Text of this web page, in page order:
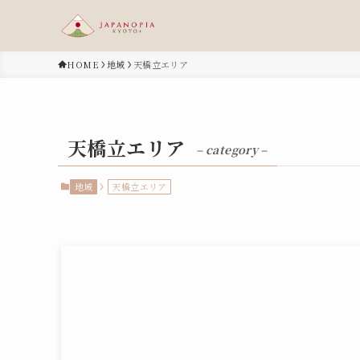
HOME 地域 天橋立エリア
天橋立エリア – category –
地域 天橋立エリア